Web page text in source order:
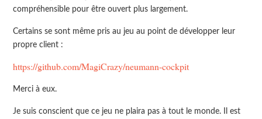
compréhensible pour être ouvert plus largement.
Certains se sont même pris au jeu au point de développer leur
propre client :
https://github.com/MagiCrazy/neumann-cockpit
Merci à eux.
Je suis conscient que ce jeu ne plaira pas à tout le monde. Il est